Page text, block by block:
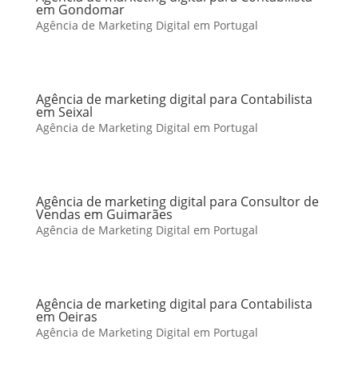
em Gondomar
Agência de Marketing Digital em Portugal
Agência de marketing digital para Contabilista
em Seixal
Agência de Marketing Digital em Portugal
Agência de marketing digital para Consultor de
Vendas em Guimarães
Agência de Marketing Digital em Portugal
Agência de marketing digital para Contabilista
em Oeiras
Agência de Marketing Digital em Portugal